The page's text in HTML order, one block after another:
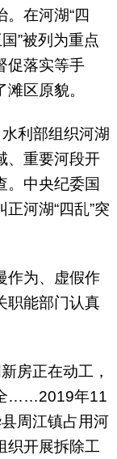
在河湖“四
”被列为重点
促落实等手
区原貌。
利部组织河湖
、重要河段开
。中央纪委国
河湖“四乱”突
作为、虚假作
职能部门认真
房正在动工，
……2019年11
周江镇占用河
织开展拆除工